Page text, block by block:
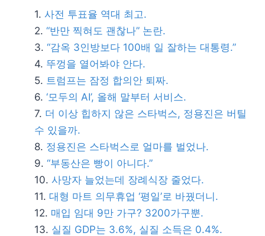
사전 투표율 역대 최고.
“반만 찍혀도 괜찮나” 논란.
“감옥 3인방보다 100배 일 잘하는 대통령.”
뚜껑을 열어봐야 안다.
트럼프는 잠정 합의안 퇴짜.
‘모두의 AI’, 올해 말부터 서비스.
더 이상 힙하지 않은 스타벅스, 정용진은 버틸
수 있을까.
정용진은 스타벅스로 얼마를 벌었나.
“부동산은 빵이 아니다.”
사망자 늘었는데 장례식장 줄었다.
대형 마트 의무휴업 ‘평일’로 바꿨더니.
매입 임대 9만 가구? 3200가구뿐.
실질 GDP는 3.6%, 실질 소득은 0.4%.